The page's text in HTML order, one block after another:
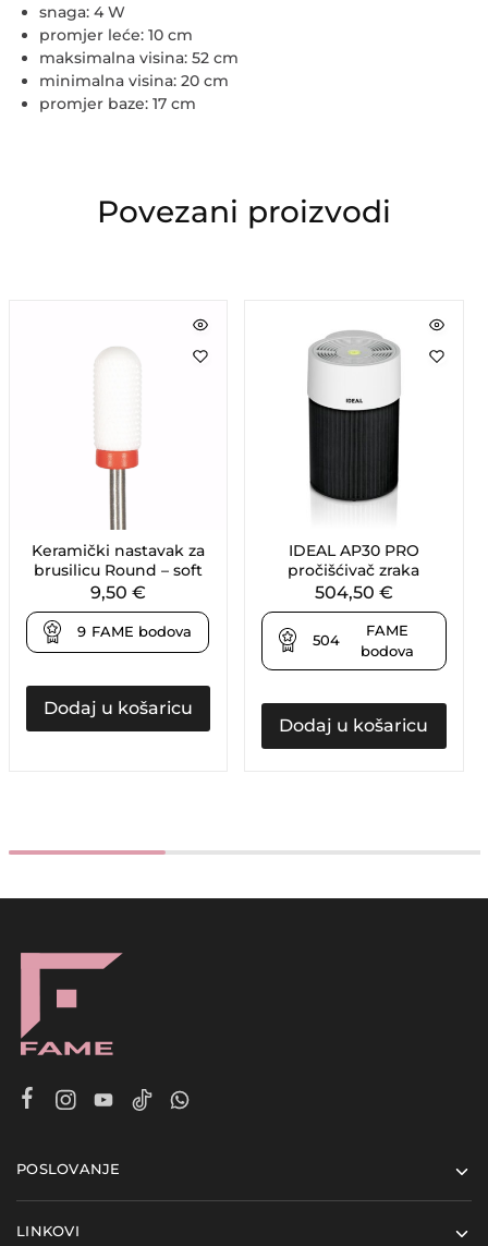
snaga: 4 W
promjer leće: 10 cm
maksimalna visina: 52 cm
minimalna visina: 20 cm
promjer baze: 17 cm
Povezani proizvodi
Keramički nastavak za
brusilicu Round – soft
9,50 €
9 FAME bodova
Dodaj u košaricu
IDEAL AP30 PRO
pročišćivač zraka
504,50 €
504
FAME
bodova
Dodaj u košaricu
POSLOVANJE
LINKOVI